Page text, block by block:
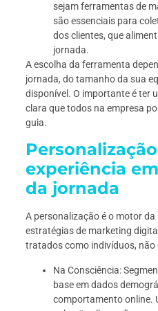
sejam ferramentas de
são essenciais para
dos clientes, que
jornada.
A escolha da ferramenta
jornada, do tamanho da sua
disponível. O importante é ter
clara que todos na empresa
guia.
experiência
da jornada
A personalização é o motor
estratégias de marketing
tratados como indivíduos, não
Na Consciência:
base em dados
comportamento online.